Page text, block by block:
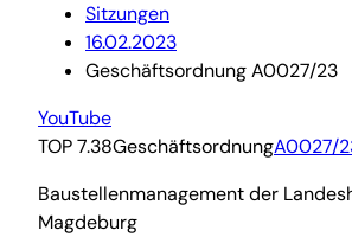
Sitzungen
16.02.2023
Geschäftsordnung A0027/23
YouTube
TOP 7.38GeschäftsordnungA0027/
Baustellenmanagement der
Magdeburg